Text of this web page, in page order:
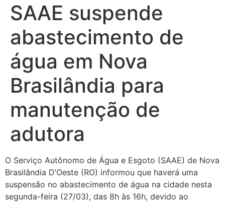
SAAE suspende
abastecimento de
água em Nova
Brasilândia para
manutenção de
adutora
O Serviço Autônomo de Água e Esgoto (SAAE) de Nova
Brasilândia D’Oeste (RO) informou que haverá uma
suspensão no abastecimento de água na cidade nesta
segunda-feira (27/03), das 8h às 16h, devido ao